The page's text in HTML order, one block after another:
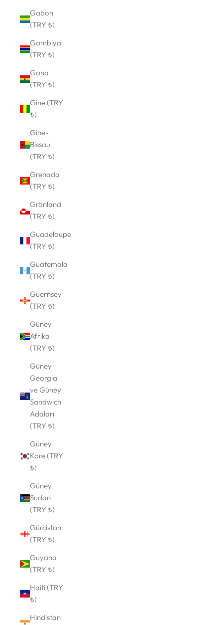
Gabon
(TRY ₺)
Gambiya
(TRY ₺)
Gana
(TRY ₺)
Gine (TRY
₺)
Gine-
Bissau
(TRY ₺)
Grenada
(TRY ₺)
Grönland
(TRY ₺)
Guadeloupe
(TRY ₺)
Guatemala
(TRY ₺)
Guernsey
(TRY ₺)
Güney
Afrika
(TRY ₺)
Güney
Georgia
ve Güney
Sandwich
Adaları
(TRY ₺)
Güney
Kore (TRY
₺)
Güney
Sudan
(TRY ₺)
Gürcistan
(TRY ₺)
Guyana
(TRY ₺)
Haiti (TRY
₺)
Hindistan